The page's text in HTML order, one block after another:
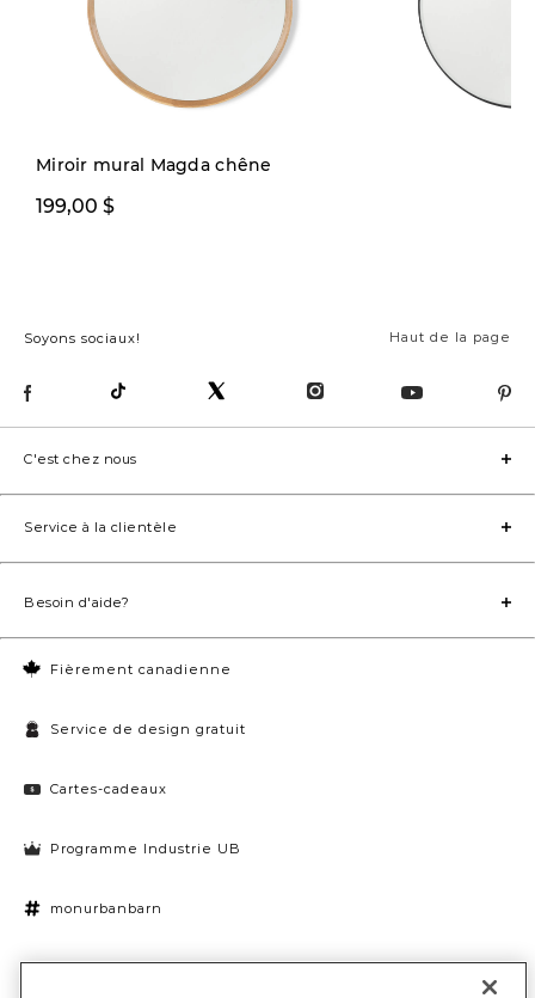
Miroir mural Magda chêne
199,00 $
Haut de la page
Soyons sociaux!
Fièrement canadienne
Service de design gratuit
Cartes-cadeaux
Programme Industrie UB
monurbanbarn
Paramètres des témoins
C'est chez nous
Service à la clientèle
Besoin d'aide?